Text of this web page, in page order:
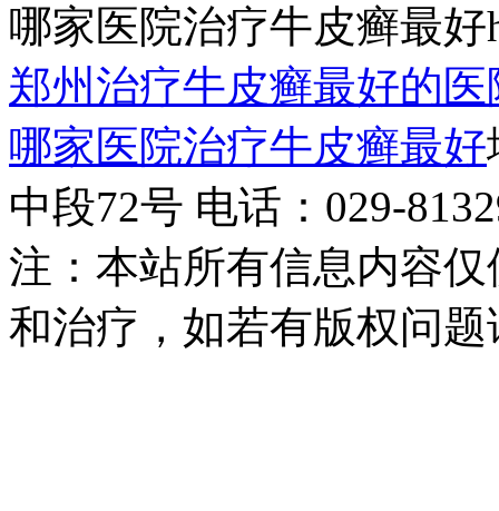
哪家医院治疗牛皮癣最好
郑州治疗牛皮癣最好的
哪家医院治疗牛皮癣最好
中段72号 电话：029-
注：本站所有信息内容
和治疗，如若有版权问